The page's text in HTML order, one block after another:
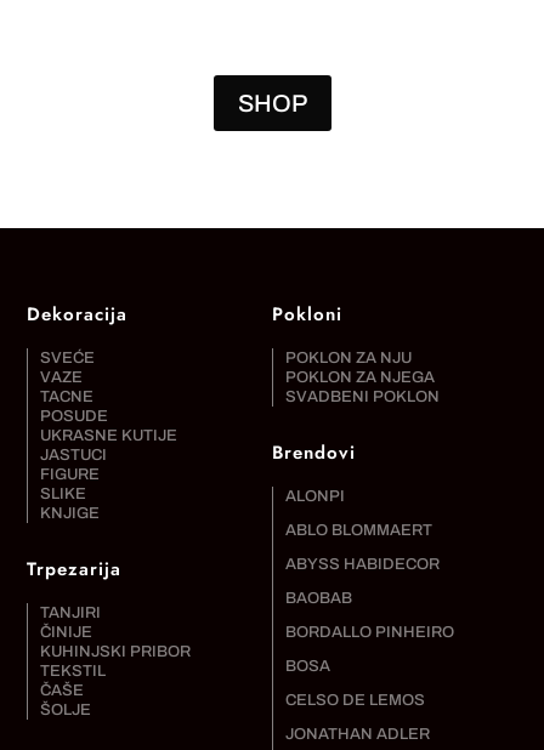
SHOP
Dekoracija
SVEĆE
VAZE
TACNE
POSUDE
UKRASNE KUTIJE
JASTUCI
FIGURE
SLIKE
KNJIGE
Trpezarija
TANJIRI
ČINIJE
KUHINJSKI PRIBOR
TEKSTIL
ČAŠE
ŠOLJE
Pokloni
POKLON ZA NJU
POKLON ZA NJEGA
SVADBENI POKLON
Brendovi
ALONPI
ABLO BLOMMAERT
ABYSS HABIDECOR
BAOBAB
BORDALLO PINHEIRO
BOSA
CELSO DE LEMOS
JONATHAN ADLER